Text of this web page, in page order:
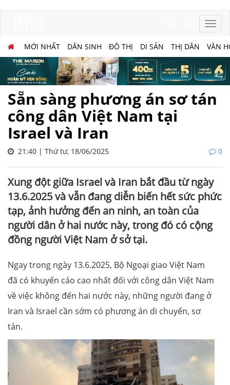
MỚI NHẤT DÂN SINH ĐÔ THỊ DI SẢN THỊ DÂN VĂN
Sẵn sàng phương án sơ tán
công dân Việt Nam tại
Israel và Iran
21:40 | Thứ tư, 18/06/2025 0
Xung đột giữa Israel và Iran bắt đầu từ ngày
13.6.2025 và vẫn đang diễn biến hết sức phức
tạp, ảnh hưởng đến an ninh, an toàn của
người dân ở hai nước này, trong đó có cộng
đồng người Việt Nam ở sở tại.
Ngay trong ngày 13.6.2025, Bộ Ngoại giao Việt Nam
đã có khuyến cáo cao nhất đối với công dân Việt Nam
về việc không đến hai nước này, những người đang ở
Iran và Israel cần sớm có phương án di chuyển, sơ
tán.